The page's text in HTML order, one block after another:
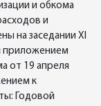
и обкома
и
на заседании ХI
приложением
от 19 апреля
к
Годовой